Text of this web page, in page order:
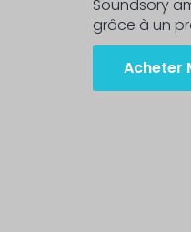
Soundsory
grâce à un
Acheter